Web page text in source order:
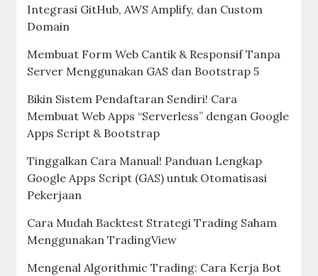
Integrasi GitHub, AWS Amplify, dan Custom
Domain
Membuat Form Web Cantik & Responsif Tanpa
Server Menggunakan GAS dan Bootstrap 5
Bikin Sistem Pendaftaran Sendiri! Cara
Membuat Web Apps “Serverless” dengan Google
Apps Script & Bootstrap
Tinggalkan Cara Manual! Panduan Lengkap
Google Apps Script (GAS) untuk Otomatisasi
Pekerjaan
Cara Mudah Backtest Strategi Trading Saham
Menggunakan TradingView
Mengenal Algorithmic Trading: Cara Kerja Bot